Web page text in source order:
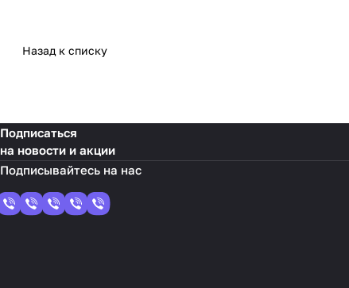
Назад к списку
Подписаться
на новости и акции